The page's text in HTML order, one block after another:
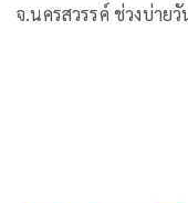
จ.นครสวรรค์ ช่วงบ่าย